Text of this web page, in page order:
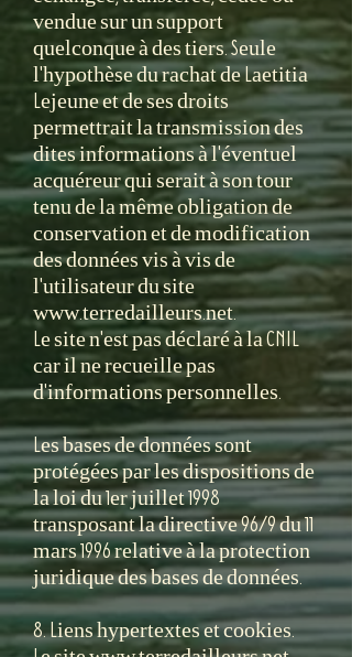
vendue sur un support
quelconque à des tiers. Seule
l'hypothèse du rachat de Laetitia
Lejeune et de ses droits
permettrait la transmission des
dites informations à l'éventuel
acquéreur qui serait à son tour
tenu de la même obligation de
conservation et de modification
des données vis à vis de
l'utilisateur du site
www.terredailleurs.net.
Le site n'est pas déclaré à la CNIL
car il ne recueille pas
d'informations personnelles.
Les bases de données sont
protégées par les dispositions de
la loi du 1er juillet 1998
transposant la directive 96/9 du 11
mars 1996 relative à la protection
juridique des bases de données.
8. Liens hypertextes et cookies.